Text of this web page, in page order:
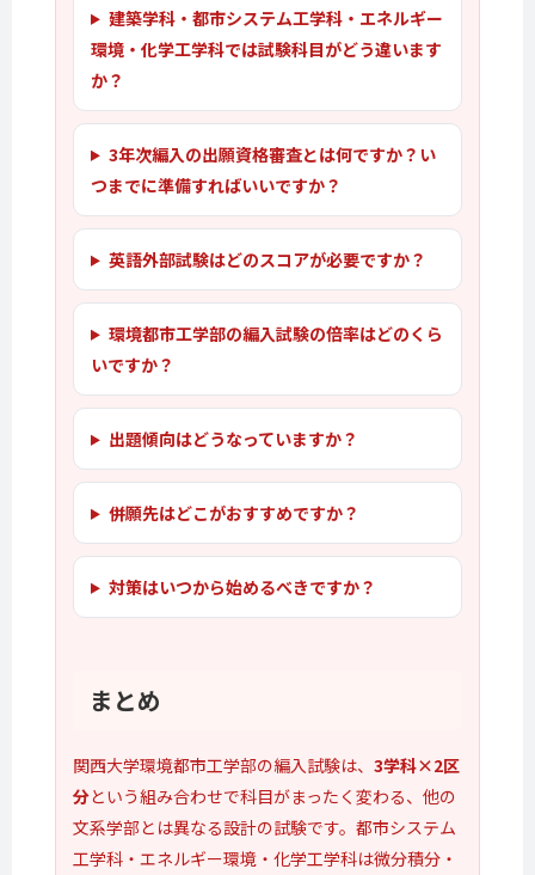
建築学科・都市システム工学科・エネルギー
環境・化学工学科では試験科目がどう違います
か？
3年次編入の出願資格審査とは何ですか？い
つまでに準備すればいいですか？
英語外部試験はどのスコアが必要ですか？
環境都市工学部の編入試験の倍率はどのくら
いですか？
出題傾向はどうなっていますか？
併願先はどこがおすすめですか？
対策はいつから始めるべきですか？
まとめ
関西大学環境都市工学部の編入試験は、 3学科×2区
分という組み合わせで科目がまったく変わる、他の
文系学部とは異なる設計の試験です。都市システム
工学科・エネルギー環境・化学工学科は微分積分・